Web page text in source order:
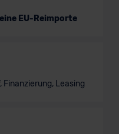
EU-Reimporte
Finanzierung, Leasing